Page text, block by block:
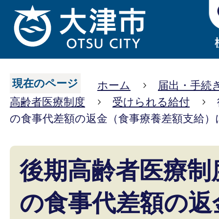
現在のページ ホーム
届出・手続
高齢者医療制度
受けられる給付
の食事代差額の返金（食事療養差額支給
後期高齢者医療
の食事代差額の